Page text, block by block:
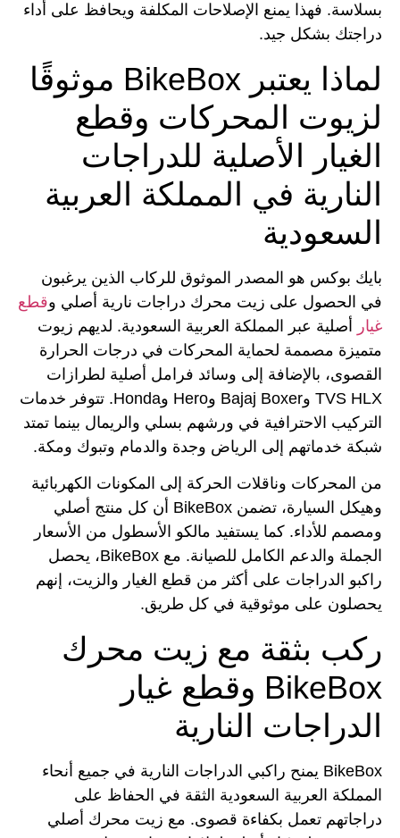
بسلاسة. فهذا يمنع الإصلاحات المكلفة ويحافظ على أداء
دراجتك بشكل جيد.
لماذا يعتبر BikeBox موثوقًا
لزيوت المحركات وقطع
الغيار الأصلية للدراجات
النارية في المملكة العربية
السعودية
بايك بوكس هو المصدر الموثوق للركاب الذين يرغبون
في الحصول على زيت محرك دراجات نارية أصلي وقطع
غيار أصلية عبر المملكة العربية السعودية. لديهم زيوت
متميزة مصممة لحماية المحركات في درجات الحرارة
القصوى، بالإضافة إلى وسائد فرامل أصلية لطرازات
TVS HLX وBajaj Boxer وHero وHonda. تتوفر خدمات
التركيب الاحترافية في ورشهم بسلي والريمال بينما تمتد
شبكة خدماتهم إلى الرياض وجدة والدمام وتبوك ومكة.
من المحركات وناقلات الحركة إلى المكونات الكهربائية
وهيكل السيارة، تضمن BikeBox أن كل منتج أصلي
ومصمم للأداء. كما يستفيد مالكو الأسطول من الأسعار
الجملة والدعم الكامل للصيانة. مع BikeBox، يحصل
راكبو الدراجات على أكثر من قطع الغيار والزيت، إنهم
يحصلون على موثوقية في كل طريق.
ركب بثقة مع زيت محرك
BikeBox وقطع غيار
الدراجات النارية
BikeBox يمنح راكبي الدراجات النارية في جميع أنحاء
المملكة العربية السعودية الثقة في الحفاظ على
دراجاتهم تعمل بكفاءة قصوى. مع زيت محرك أصلي